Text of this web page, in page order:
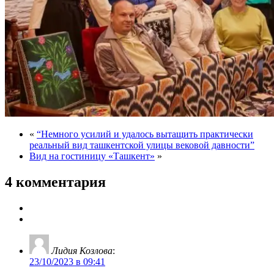
« “Немного усилий и удалось вытащить практически
реальный вид ташкентской улицы вековой давности”
Вид на гостиницу «Ташкент» »
4 комментария
Лидия Козлова:
23/10/2023 в 09:41